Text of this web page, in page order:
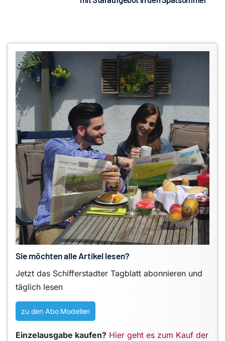
Sie möchten alle Artikel lesen?
Jetzt das Schifferstadter Tagblatt abonnieren und
täglich lesen
zu den Abo Modellen
Einzelausgabe kaufen? Hier geht es zum Kauf der